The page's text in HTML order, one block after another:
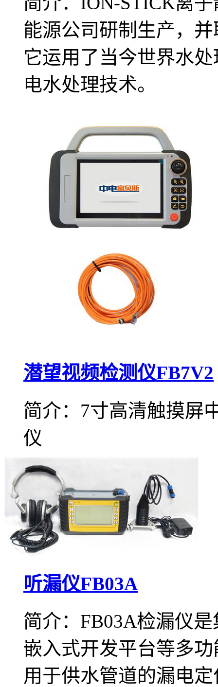
能源公司研制生产，
它运用了当今世界水
电水处理技术。
潜望视频检测仪FB7V2
简介：7寸高清触摸屏
仪
听漏仪FB03A
简介：FB03A检漏仪
嵌入式开发平台等多
用于供水管道的漏电